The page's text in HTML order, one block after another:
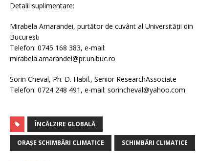
Detalii suplimentare:
Mirabela Amarandei, purtător de cuvânt al Universității din
București
Telefon: 0745 168 383, e-mail:
mirabela.amarandei@pr.unibuc.ro
Sorin Cheval, Ph. D. Habil., Senior ResearchAssociate
Telefon: 0724 248 491, e-mail: sorincheval@yahoo.com
ÎNCĂLZIRE GLOBALĂ
ORAȘE SCHIMBĂRI CLIMATICE SCHIMBĂRI CLIMATICE